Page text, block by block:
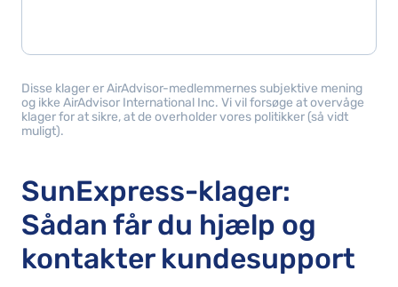
Disse klager er AirAdvisor-medlemmernes subjektive mening
og ikke AirAdvisor International Inc. Vi vil forsøge at overvåge
klager for at sikre, at de overholder vores politikker (så vidt
muligt).
SunExpress-klager:
Sådan får du hjælp og
kontakter kundesupport